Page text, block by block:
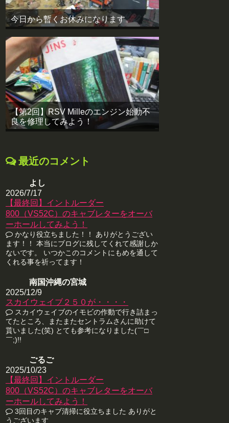
今日から暫くお休みになります。
【第2回】RSV Milleのエンジン始動不
良を修理してみよう！
最近のコメント
よし
2026/7/17
【最終回】イントルーダー
800（VS52C）のキャブレターをオーバ
ーホールしてみよう！
かなり役立ちました！！ ありがとうござい
ます！！ 本当にブログに残してくれて感謝しか
ないです。 いつかこのコメントにもめを通して
くれる事を祈ってます！
南国沖縄の宮城
2025/12/9
スカイウェイブ２５０が・・・・
スカイウェイブのイモビの作動で行き詰まっ
てたところ、またまたセントラムさんに助けて
貰いました(笑) とても参考になりました(￣□
￣;)!!
ごるご
2025/10/23
【最終回】イントルーダー
800（VS52C）のキャブレターをオーバ
ーホールしてみよう！
3回目のキャブ清掃に役立ちました ありがと
うございます